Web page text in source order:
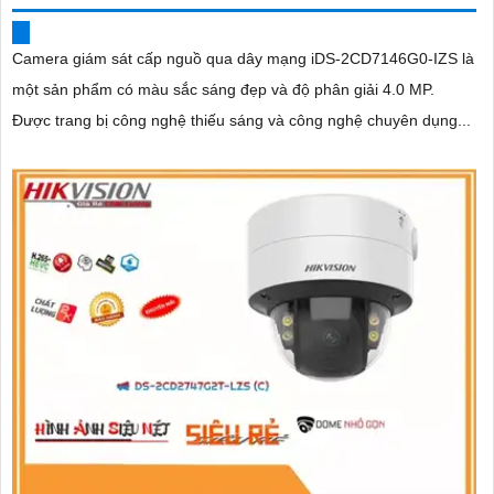
Camera giám sát cấp nguồ qua dây mạng iDS-2CD7146G0-IZS là
một sản phẩm có màu sắc sáng đẹp và độ phân giải 4.0 MP.
Được trang bị công nghệ thiếu sáng và công nghệ chuyên dụng...